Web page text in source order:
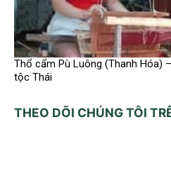
Thổ cẩm Pù Luông (Thanh Hóa)
tộc Thái
THEO DÕI CHÚNG TÔI